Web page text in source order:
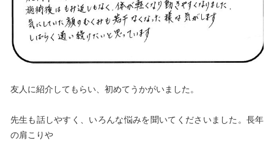
友人に紹介してもらい、初めてうかがいました。
先生も話しやすく、いろんな悩みを聞いてくださいました。長年
の肩こりや